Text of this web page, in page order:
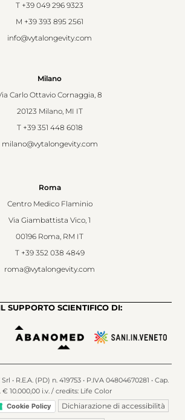
T +39 049 296 9323
M +39 393 895 2561
info@vytalongevity.com
Milano
Carlo Ottavio Cornaggia, 8
20123 Milano, MI IT
T +39 351 448 6018
milano@vytalongevity.com
Roma
Centro Medico Flaminio
Via Giambattista Vico, 1
00196 Roma, RM IT
T +39 352 038 4849
roma@vytalongevity.com
SUPPORTO SCIENTIFICO DI:
• R.E.A. (PD) n. 419753 • P.IVA 04804670281 • Cap.
€ 10.000,00 i.v. / credits: Life Color
Cookie Policy Dichiarazione di accessibilità